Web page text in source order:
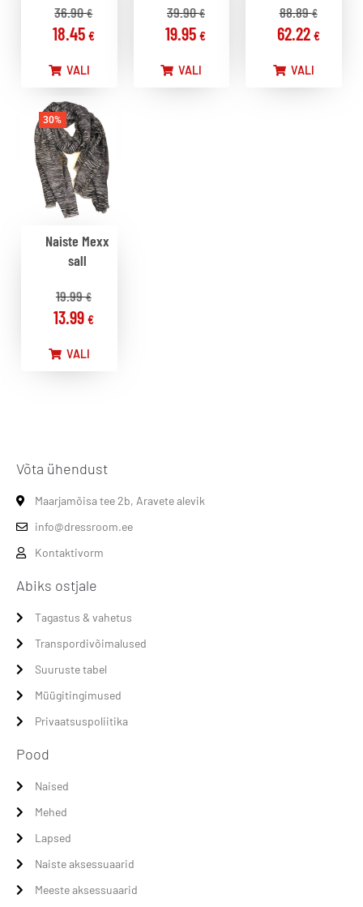
36.90€
18.45 €
VALI
39.90€
19.95€
VALI
88.89€
62.22 €
VALI
30%
Naiste Mexx
sall
19.99€
13.99 €
VALI
Võta ühendust
Maarjamõisa tee 2b, Aravete alevik
info@dressroom.ee
Kontaktivorm
Abiks ostjale
Tagastus & vahetus
Transpordivõimalused
Suuruste tabel
Müügitingimused
Privaatsuspoliitika
Pood
Naised
Mehed
Lapsed
Naiste aksessuaarid
Meeste aksessuaarid